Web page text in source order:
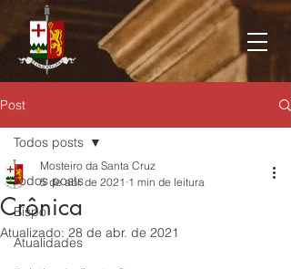
Post
Todos posts
Bispo
Atualidades
Todos posts
Crônica
Mosteiro da Santa Cruz
5 de abr. de 2021 1 min de leitura
Atualizado: 28 de abr. de 2021